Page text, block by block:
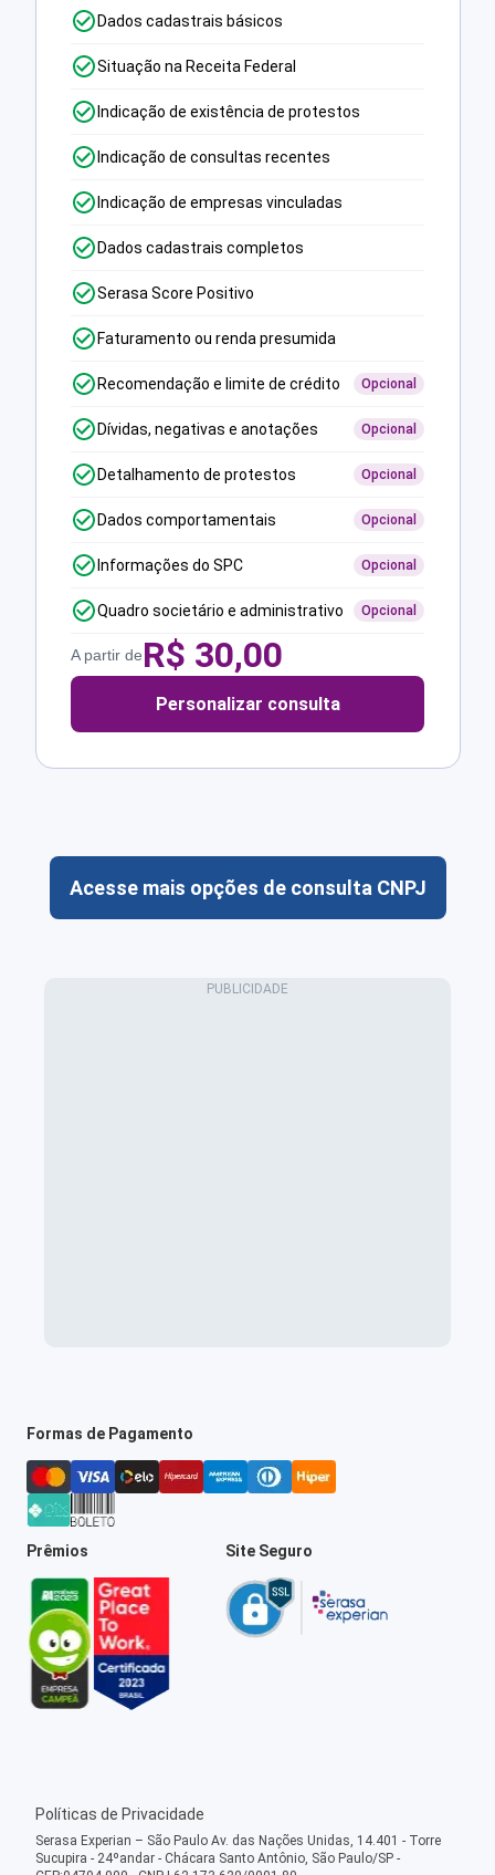
Dados cadastrais básicos
Situação na Receita Federal
Indicação de existência de protestos
Indicação de consultas recentes
Indicação de empresas vinculadas
Dados cadastrais completos
Serasa Score Positivo
Faturamento ou renda presumida
Recomendação e limite de crédito Opcional
Dívidas, negativas e anotações Opcional
Detalhamento de protestos Opcional
Dados comportamentais Opcional
Informações do SPC Opcional
Quadro societário e administrativo Opcional
A partir deR$ 30,00
Personalizar consulta
Acesse mais opções de consulta CNPJ
Formas de Pagamento
Prêmios Site Seguro
Políticas de Privacidade
Serasa Experian – São Paulo Av. das Nações Unidas, 14.401 - Torre
Sucupira - 24ºandar - Chácara Santo Antônio, São Paulo/SP -